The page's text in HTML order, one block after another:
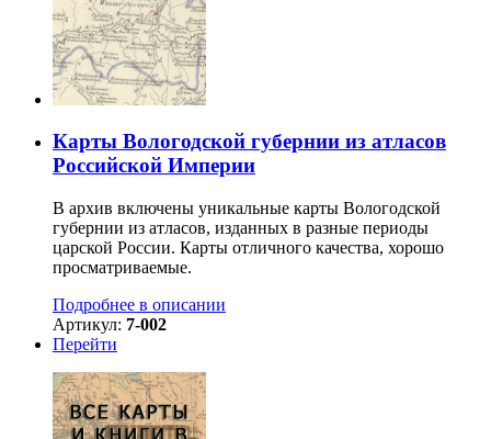
Карты Вологодской губернии из атласов
Российской Империи
В архив включены уникальные карты Вологодской
губернии из атласов, изданных в разные периоды
царской России. Карты отличного качества, хорошо
просматриваемые.
Подробнее в описании
Артикул: 7-002
Перейти